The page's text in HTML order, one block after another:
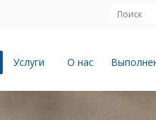
Услуги О нас